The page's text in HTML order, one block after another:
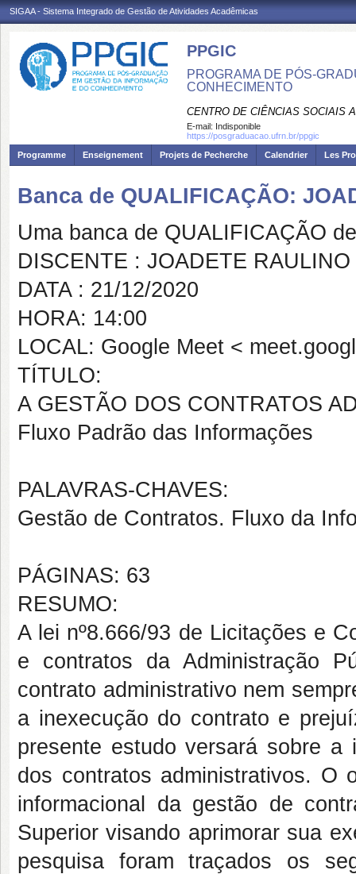
SIGAA - Sistema Integrado de Gestão de Atividades Acadêmicas
PPGIC
PROGRAMA DE PÓS-
CONHECIMENTO
CENTRO DE CIÊNCIAS SOCIAIS
E-mail: Indisponible
https://posgraduacao.ufrn.br/ppgic
Programme
Enseignement Projets de Pecherche Calendrier Les
Banca de QUALIFICAÇÃO:
Uma banca de QUALIFICAÇÃO
DISCENTE : JOADETE RAULINO
DATA : 21/12/2020
HORA: 14:00
LOCAL: Google Meet <
TÍTULO:
A GESTÃO DOS CONTRATOS
Fluxo Padrão das Informações
PALAVRAS-CHAVES:
Gestão de Contratos. Fluxo da
PÁGINAS: 63
RESUMO:
A lei nº8.666/93 de Licitações e
e contratos da Administração
contrato administrativo nem
a inexecução do contrato e
presente estudo versará sobre a
dos contratos administrativos. O
informacional da gestão de
Superior visando aprimorar sua
pesquisa foram traçados os